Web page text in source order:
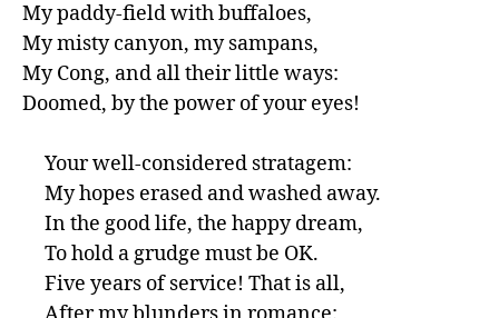
My paddy-field with buffaloes,
My misty canyon, my sampans,
My Cong, and all their little ways:
Doomed, by the power of your eyes!